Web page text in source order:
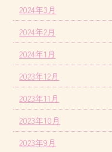
2024年3月
2024年2月
2024年1月
2023年12月
2023年11月
2023年10月
2023年9月